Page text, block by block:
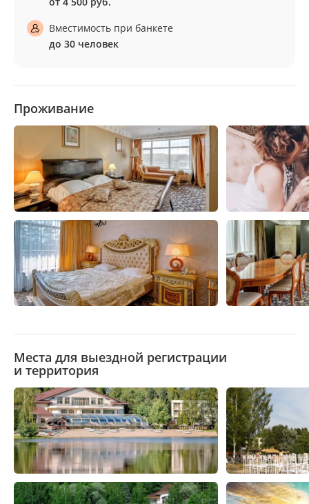
Вместимость при банкете
до 30 человек
Проживание
Места для выездной регистрации
и территория